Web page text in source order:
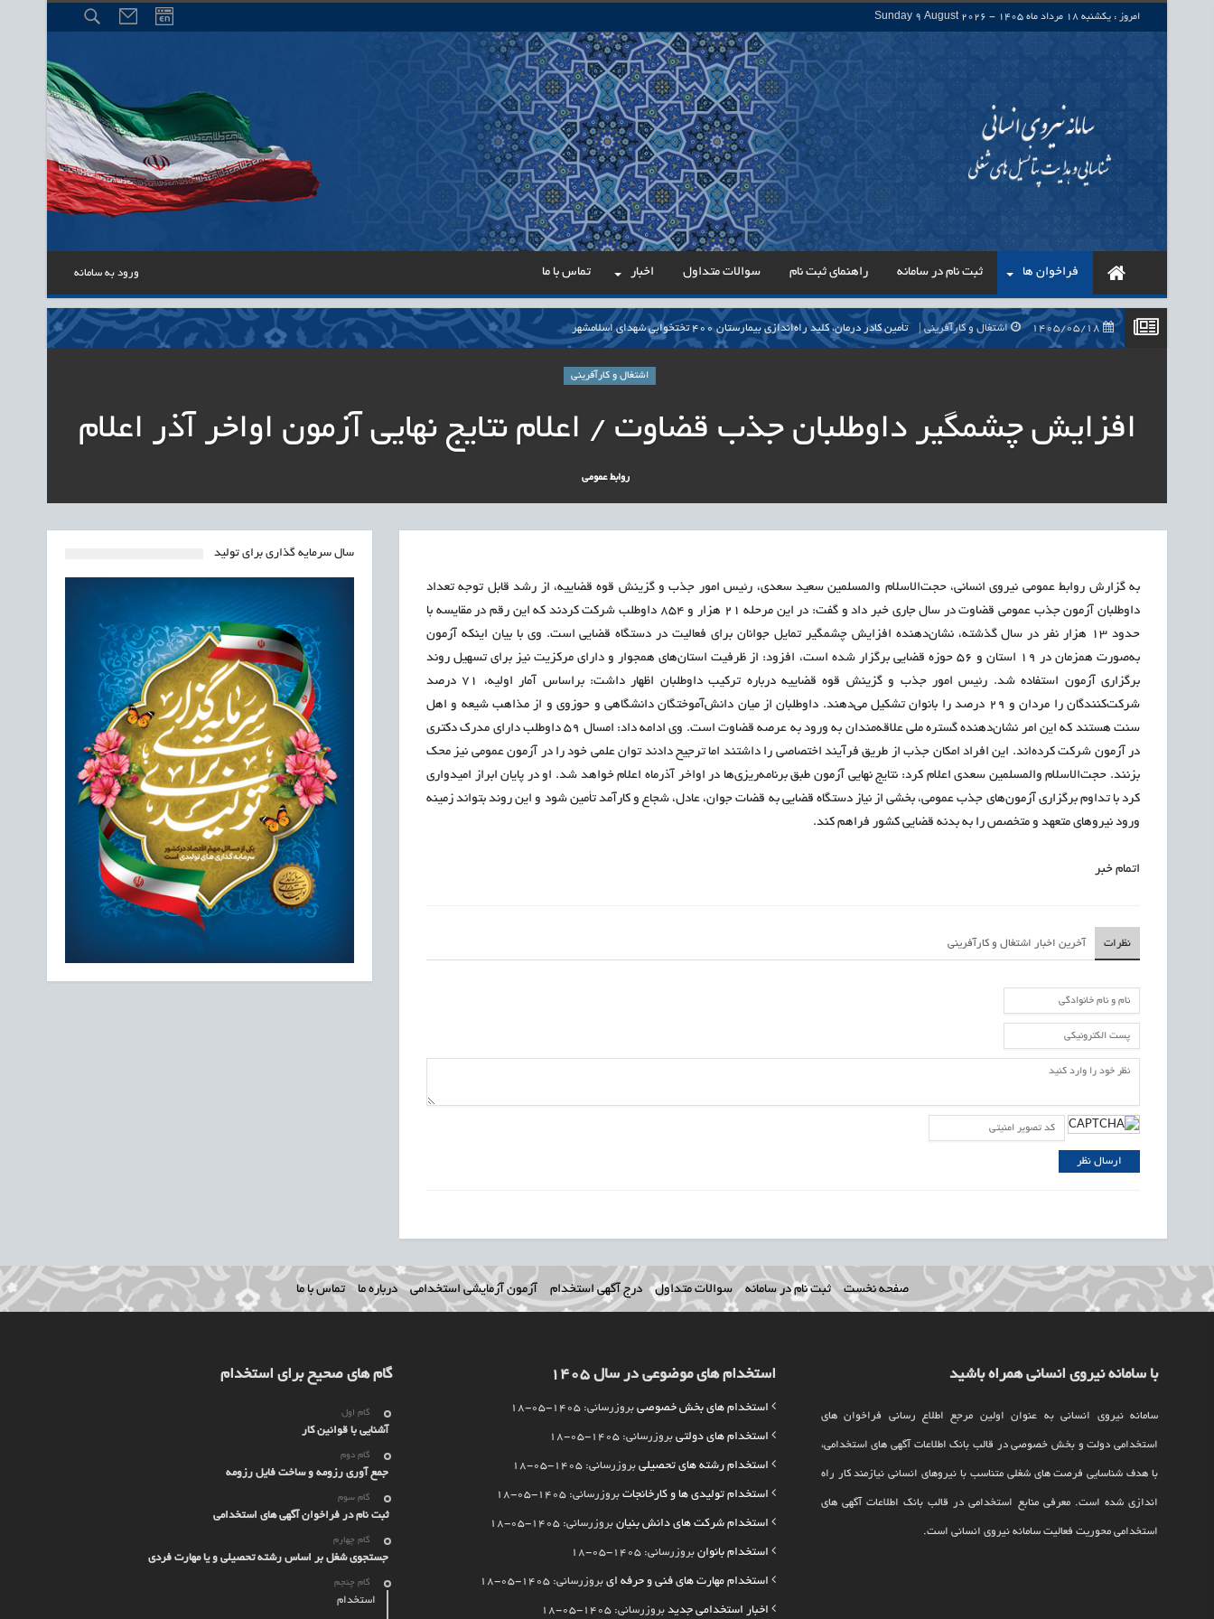
امروز : یکشنبه 18 مرداد ماه 1405 - Sunday 9 August 2026
فراخوان ها ثبت نام در سامانه راهنمای ثبت نام سوالات متداول اخبار تماس با ما ورود به سامانه
اشتغال و کارآفرینی تأمین کادر درمان، کلید راه‌اندازی بیمارستان ۴۰۰ تختخوابی شهدای اسلامشهر
اشتغال و کارآفرینی
اشتغال و کارآفرینی
1405/05/18 اشتغال و کارآفرینی رسیدن مجوز ایجاد «سندباکس» به نهادهای توسعه‌ای و صنفی
اشتغال و کارآفرینی
افزایش چشمگیر داوطلبان جذب قضاوت / اعلام نتایج نهایی آزمون اواخر آذر اعلام
روابط عمومی
به گزارش روابط عمومی نیروی انسانی، حجت‌الاسلام والمسلمین سعید سعدی، رئیس امور جذب و گزینش قوه قضاییه، از رشد قابل توجه تعداد
داوطلبان آزمون جذب عمومی قضاوت در سال جاری خبر داد و گفت: در این مرحله ۲۱ هزار و ۸۵۴ داوطلب شرکت کردند که این رقم در مقایسه با
حدود ۱۳ هزار نفر در سال گذشته، نشان‌دهنده افزایش چشمگیر تمایل جوانان برای فعالیت در دستگاه قضایی است. وی با بیان اینکه آزمون
به‌صورت همزمان در ۱۹ استان و ۵۶ حوزه قضایی برگزار شده است، افزود: از ظرفیت استان‌های همجوار و دارای مرکزیت نیز برای تسهیل روند
برگزاری آزمون استفاده شد. رئیس امور جذب و گزینش قوه قضاییه درباره ترکیب داوطلبان اظهار داشت: براساس آمار اولیه، ۷۱ درصد
شرکت‌کنندگان را مردان و ۲۹ درصد را بانوان تشکیل می‌دهند. داوطلبان از میان دانش‌آموختگان دانشگاهی و حوزوی و از مذاهب شیعه و اهل
سنت هستند که این امر نشان‌دهنده گستره ملی علاقه‌مندان به ورود به عرصه قضاوت است. وی ادامه داد: امسال ۵۹ داوطلب دارای مدرک دکتری
در آزمون شرکت کرده‌اند. این افراد امکان جذب از طریق فرآیند اختصاصی را داشتند اما ترجیح دادند توان علمی خود را در آزمون عمومی نیز محک
بزنند. حجت‌الاسلام والمسلمین سعدی اعلام کرد: نتایج نهایی آزمون طبق برنامه‌ریزی‌ها در اواخر آذرماه اعلام خواهد شد. او در پایان ابراز امیدواری
کرد با تداوم برگزاری آزمون‌های جذب عمومی، بخشی از نیاز دستگاه قضایی به قضات جوان، عادل، شجاع و کارآمد تأمین شود و این روند بتواند زمینه
ورود نیروهای متعهد و متخصص را به بدنه قضایی کشور فراهم کند.
اتمام خبر
نظرات آخرین اخبار اشتغال و کارآفرینی
سال سرمایه گذاری برای تولید
صفحه نخست ثبت نام در سامانه سوالات متداول درج آگهی استخدام آزمون آزمایشی استخدامی درباره ما تماس با ما
با سامانه نیروی انسانی همراه باشید
سامانه نیروی انسانی به عنوان اولین مرجع اطلاع رسانی فراخوان های
استخدامی دولت و بخش خصوصی در قالب بانک اطلاعات آگهی های استخدامی،
با هدف شناسایی فرصت های شغلی متناسب با نیروهای انسانی نیازمند کار راه
اندازی شده است. معرفی منابع استخدامی در قالب بانک اطلاعات آگهی های
استخدامی محوریت فعالیت سامانه نیروی انسانی است.
استخدام های موضوعی در سال 1405
استخدام های بخش خصوصی بروزرسانی: 1405-05-18
استخدام های دولتی بروزرسانی: 1405-05-18
استخدام رشته های تحصیلی بروزرسانی: 1405-05-18
استخدام تولیدی ها و کارخانجات بروزرسانی: 1405-05-18
استخدام شرکت های دانش بنیان بروزرسانی: 1405-05-18
استخدام بانوان بروزرسانی: 1405-05-18
استخدام مهارت های فنی و حرفه ای بروزرسانی: 1405-05-18
اخبار استخدامی جدید بروزرسانی: 1405-05-18
گام های صحیح برای استخدام
گام اول
آشنایی با قوانین کار
گام دوم
جمع آوری رزومه و ساخت فایل رزومه
گام سوم
ثبت نام در فراخوان آگهی های استخدامی
گام چهارم
جستجوی شغل بر اساس رشته تحصیلی و یا مهارت فردی
گام چنجم
استخدام